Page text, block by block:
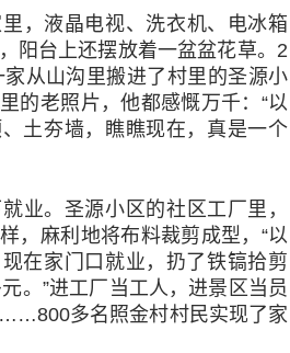
，液晶电视、洗衣机、电冰箱
阳台上还摆放着一盆盆花草。2
从山沟里搬进了村里的圣源小
的老照片，他都感慨万千：“以
土夯墙，瞧瞧现在，真是一个
业。圣源小区的社区工厂里，
，麻利地将布料裁剪成型，“以
在家门口就业，扔了铁镐拾剪
。”进工厂当工人，进景区当员
多名照金村村民实现了家